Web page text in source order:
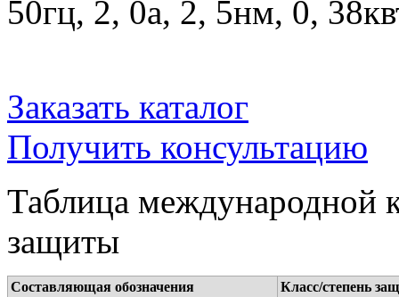
50гц, 2, 0a, 2, 5нм, 0,
Заказать каталог
Получить консультацию
Таблица международной
защиты
Составляющая обозначения
Класс/степень